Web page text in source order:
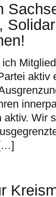
aktiv
aktiv. Wir